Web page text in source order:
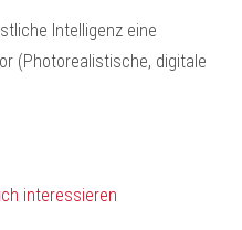
Intelligenz eine
(Photorealistische, digitale
interessieren